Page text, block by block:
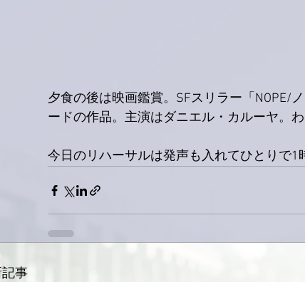
夕食の後は映画鑑賞。SFスリラー「NOPE/
ードの作品。主演はダニエル・カルーヤ。
今日のリハーサルは発声も入れてひとりで1
事